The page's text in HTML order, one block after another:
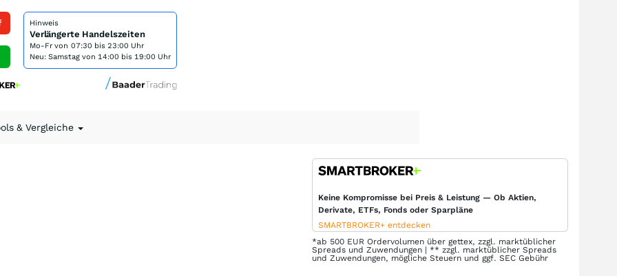
Hinweis
Verlängerte Handelszeiten
Mo-Fr von 07:30 bis 23:00 Uhr
Neu: Samstag von 14:00 bis 19:00 Uhr
& Vergleiche
Keine Kompromisse bei Preis & Leistung — Ob Aktien,
Derivate, ETFs, Fonds oder Sparpläne
SMARTBROKER+ entdecken
*ab 500 EUR Ordervolumen über gettex, zzgl. marktüblicher
Spreads und Zuwendungen | ** zzgl. marktüblicher Spreads
und Zuwendungen, mögliche Steuern und ggf. SEC Gebühr